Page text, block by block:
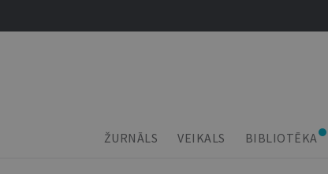
ŽURNĀLS VEIKALS BIBLIOTĒKA